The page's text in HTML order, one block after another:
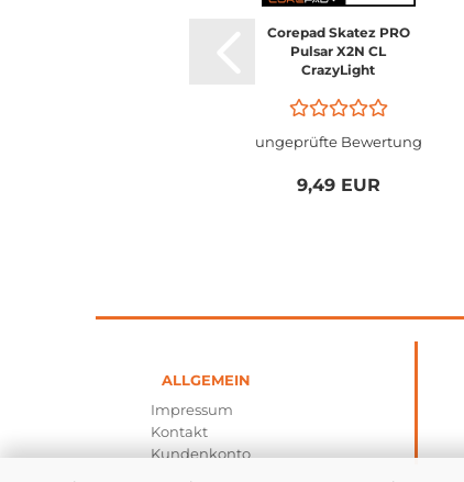
Corepad Skatez PRO
Pulsar X2N CL
CrazyLight
ungeprüfte Bewertung
9,49 EUR
ALLGEMEIN
Impressum
Kontakt
Kundenkonto